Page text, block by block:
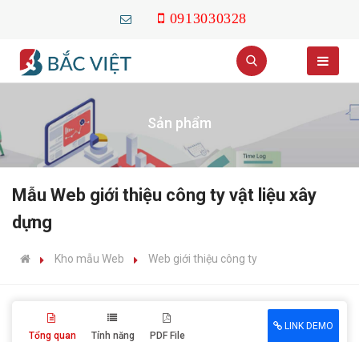
0913030328
Sản phẩm
Mẫu Web giới thiệu công ty vật liệu xây
dựng
Kho mẫu Web Web giới thiệu công ty
Tổng quan Tính năng PDF File
LINK DEMO